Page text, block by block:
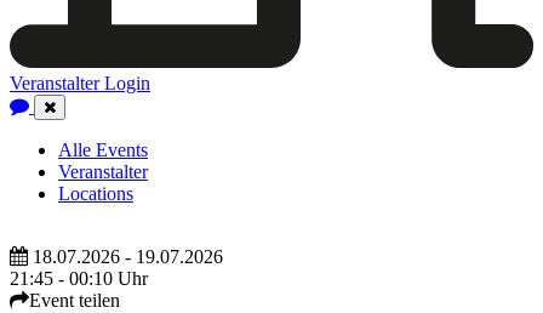
Veranstalter Login
Close
Navigation
Alle Events
Veranstalter
Locations
18.07.2026 - 19.07.2026
21:45 - 00:10 Uhr
Event teilen